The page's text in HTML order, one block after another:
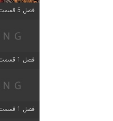
فصل 5 قسمت 5 اضافه شد
فصل 1 قسمت 5 اضافه شد
فصل 1 قسمت 5 اضافه شد